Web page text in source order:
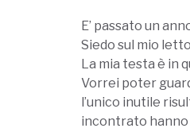
E’ passato un
Siedo sul mio
La mia testa è in
Vorrei poter
l’unico inutile
incontrato hanno